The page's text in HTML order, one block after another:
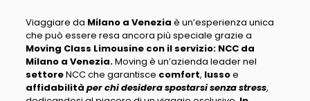
Viaggiare da Milano a Venezia è un’esperienza unica
che può essere resa ancora più speciale grazie a
Moving Class Limousine con il servizio: NCC da
Milano a Venezia.Moving è un’azienda leader nel
settoreNCC che garantisce comfort, lussoe
affidabilità per chi desidera spostarsi senza stress,